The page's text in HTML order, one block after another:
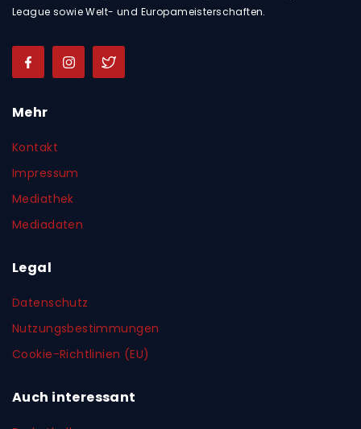
League sowie Welt- und Europameisterschaften.
Mehr
Kontakt
Impressum
Mediathek
Mediadaten
Legal
Datenschutz
Nutzungsbestimmungen
Cookie-Richtlinien (EU)
Auch interessant